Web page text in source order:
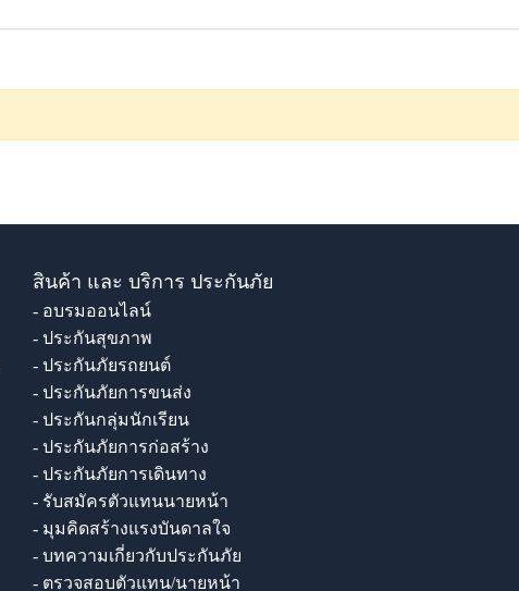
สินค้า และ บริการ ประกันภัย
- อบรมออนไลน์
- ประกันสุขภาพ
- ประกันภัยรถยนต์
- ประกันภัยการขนส่ง
- ประกันกลุ่มนักเรียน
- ประกันภัยการก่อสร้าง
- ประกันภัยการเดินทาง
- รับสมัครตัวแทนนายหน้า
- มุมคิดสร้างแรงบันดาลใจ
- บทความเกี่ยวกับประกันภัย
- ตรวจสอบตัวแทน/นายหน้า